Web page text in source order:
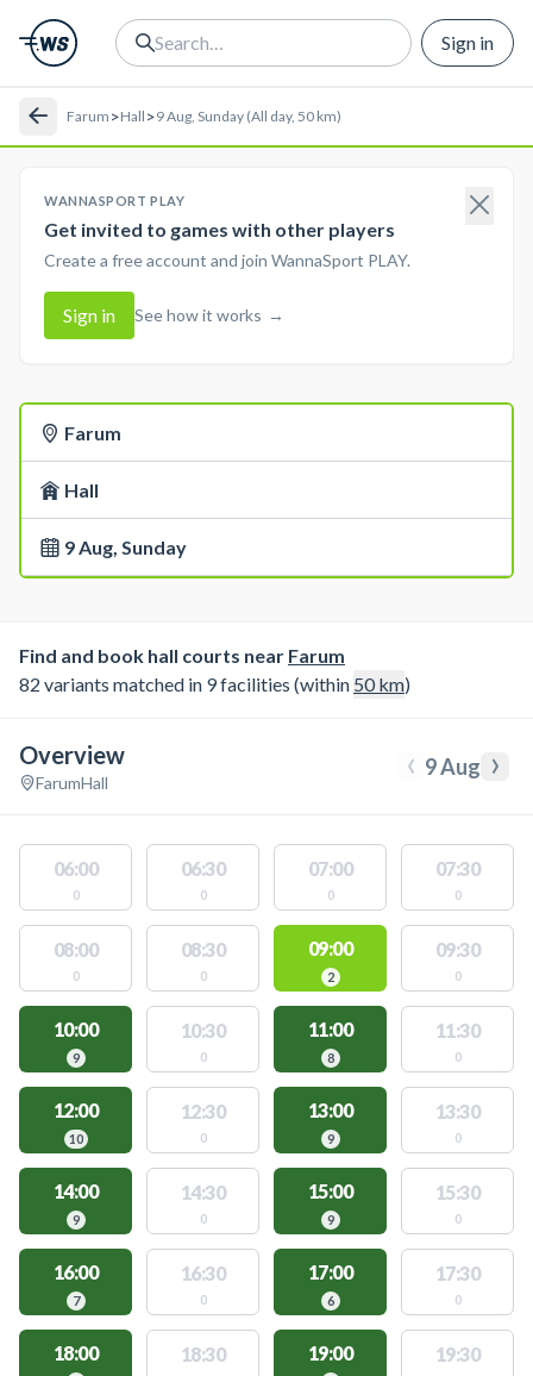
Sign in
Farum >Hall >9 Aug, Sunday (All day, 50 km)
WANNASPORT PLAY
Get invited to games with other players
Create a free account and join WannaSport PLAY.
Sign in See how it works →
Farum
Hall
9 Aug, Sunday
Find and book hall courts near Farum
82 variants matched in 9 facilities (within 50km)
Overview
FarumHall ‹ 9 Aug ›
06:00
0
06:30
0
07:00
0
07:30
0
08:00
0
08:30
0
09:00
2
09:30
0
10:00
9
10:30
0
11:00
8
11:30
0
12:00
10
12:30
0
13:00
9
13:30
0
14:00
9
14:30
0
15:00
9
15:30
0
16:00
7
16:30
0
17:00
6
17:30
0
18:00 18:30 19:00 19:30